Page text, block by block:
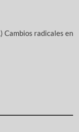
Cambios radicales en